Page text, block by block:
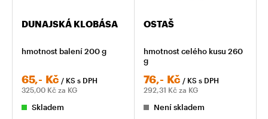
DUNAJSKÁ KLOBÁSA
hmotnost balení 200 g
65,- Kč / KS s DPH
325,00 Kč za KG
Skladem
OSTAŠ
hmotnost celého kusu 260
g
76,- Kč / KS s DPH
292,31 Kč za KG
Není skladem